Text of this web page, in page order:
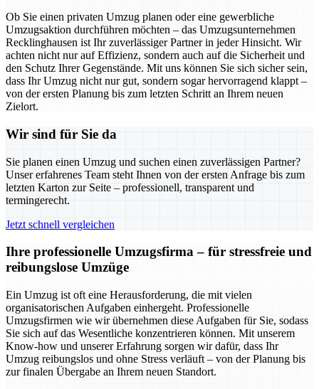
Ob Sie einen privaten Umzug planen oder eine gewerbliche
Umzugsaktion durchführen möchten – das Umzugsunternehmen
Recklinghausen ist Ihr zuverlässiger Partner in jeder Hinsicht. Wir
achten nicht nur auf Effizienz, sondern auch auf die Sicherheit und
den Schutz Ihrer Gegenstände. Mit uns können Sie sich sicher sein,
dass Ihr Umzug nicht nur gut, sondern sogar hervorragend klappt –
von der ersten Planung bis zum letzten Schritt an Ihrem neuen
Zielort.
Wir sind für Sie da
Sie planen einen Umzug und suchen einen zuverlässigen Partner?
Unser erfahrenes Team steht Ihnen von der ersten Anfrage bis zum
letzten Karton zur Seite – professionell, transparent und
termingerecht.
Jetzt schnell vergleichen
Ihre professionelle Umzugsfirma – für stressfreie und
reibungslose Umzüge
Ein Umzug ist oft eine Herausforderung, die mit vielen
organisatorischen Aufgaben einhergeht. Professionelle
Umzugsfirmen wie wir übernehmen diese Aufgaben für Sie, sodass
Sie sich auf das Wesentliche konzentrieren können. Mit unserem
Know-how und unserer Erfahrung sorgen wir dafür, dass Ihr
Umzug reibungslos und ohne Stress verläuft – von der Planung bis
zur finalen Übergabe an Ihrem neuen Standort.